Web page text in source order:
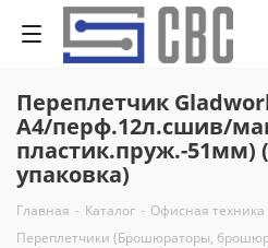
Переплетчик
A4/перф.12л.сшив/
пластик.пруж.-51мм)
упаковка)
Главная - Каталог - Офисная техника
Переплетчики (Брошюраторы,